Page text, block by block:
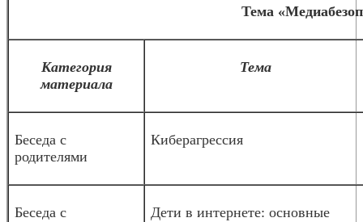
Тема
Категория
материала
Тема
Беседа с
родителями
Киберагрессия
Беседа с
Дети в интернете: основные